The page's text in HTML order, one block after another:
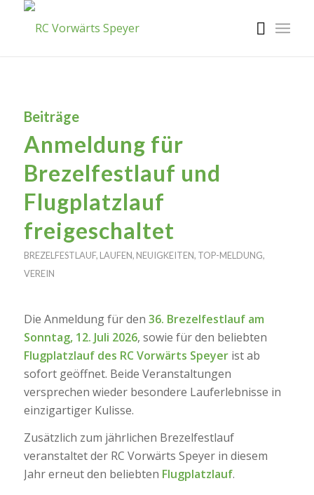
Beiträge
Anmeldung für
Brezelfestlauf und
Flugplatzlauf
freigeschaltet
BREZELFESTLAUF, LAUFEN, NEUIGKEITEN, TOP-MELDUNG,
VEREIN
Die Anmeldung für den 36. Brezelfestlauf am
Sonntag, 12. Juli 2026, sowie für den beliebten
Flugplatzlauf des RC Vorwärts Speyerist ab
sofort geöffnet. Beide Veranstaltungen
versprechen wieder besondere Lauferlebnisse in
einzigartiger Kulisse.
Zusätzlich zum jährlichen Brezelfestlauf
veranstaltet der RC Vorwärts Speyer in diesem
Jahr erneut den beliebten Flugplatzlauf.